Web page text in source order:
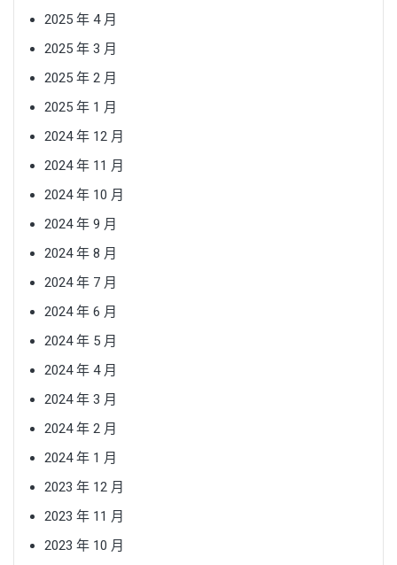
2025 年 4 月
2025 年 3 月
2025 年 2 月
2025 年 1 月
2024 年 12 月
2024 年 11 月
2024 年 10 月
2024 年 9 月
2024 年 8 月
2024 年 7 月
2024 年 6 月
2024 年 5 月
2024 年 4 月
2024 年 3 月
2024 年 2 月
2024 年 1 月
2023 年 12 月
2023 年 11 月
2023 年 10 月